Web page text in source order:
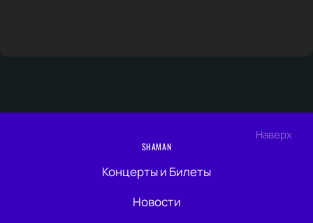
Наверх
SHAMAN
Концерты и Билеты
Новости